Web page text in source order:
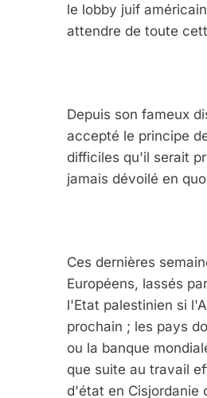
le lobby juif
attendre de toute
Depuis son fameux
accepté le principe
difficiles qu'il serait
jamais dévoilé en
Ces dernières
Européens, lassés
l'Etat palestinien si
prochain ; les pays
ou la banque
que suite au travail
d'état en Cisjordanie